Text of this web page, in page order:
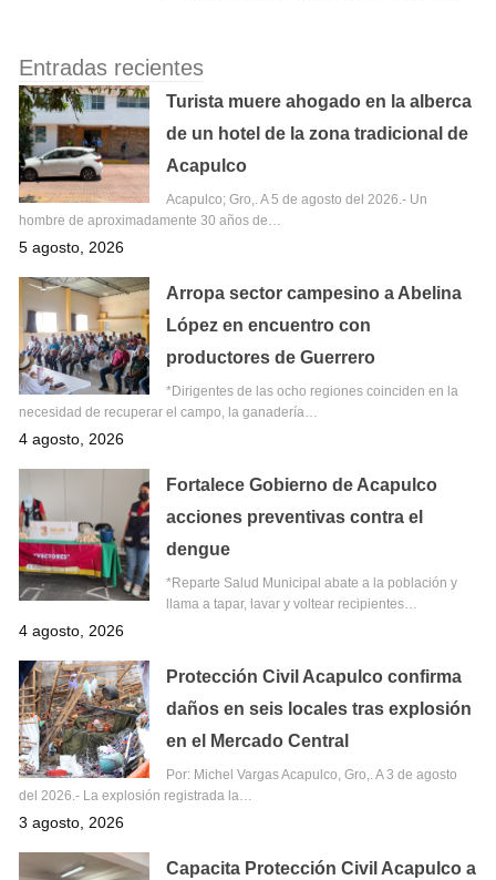
Entradas recientes
Turista muere ahogado en la alberca
de un hotel de la zona tradicional de
Acapulco
Acapulco; Gro,. A 5 de agosto del 2026.- Un
hombre de aproximadamente 30 años de…
5 agosto, 2026
Arropa sector campesino a Abelina
López en encuentro con
productores de Guerrero
*Dirigentes de las ocho regiones coinciden en la
necesidad de recuperar el campo, la ganadería…
4 agosto, 2026
Fortalece Gobierno de Acapulco
acciones preventivas contra el
dengue
*Reparte Salud Municipal abate a la población y
llama a tapar, lavar y voltear recipientes…
4 agosto, 2026
Protección Civil Acapulco confirma
daños en seis locales tras explosión
en el Mercado Central
Por: Michel Vargas Acapulco, Gro,. A 3 de agosto
del 2026.- La explosión registrada la…
3 agosto, 2026
Capacita Protección Civil Acapulco a